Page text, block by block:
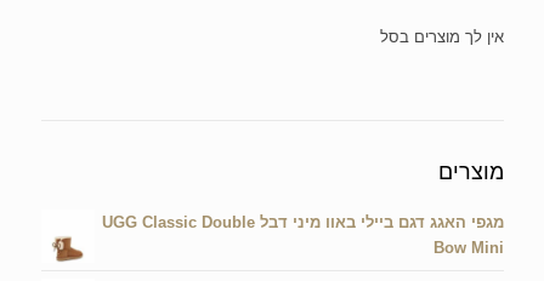
מוצרים
מגפי האגג דגם ביילי באוו מיני דבל UGG Classic Double
Bow Mini